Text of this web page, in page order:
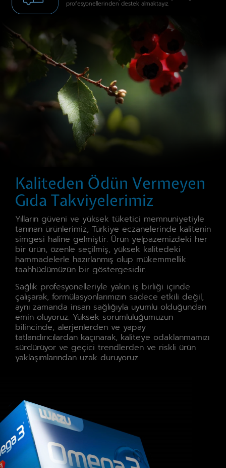
profesyonellerinden destek almaktayız.
Kaliteden Ödün Vermeyen
Gıda Takviyelerimiz
Yılların güveni ve yüksek tüketici memnuniyetiyle
tanınan ürünlerimiz, Türkiye eczanelerinde kalitenin
simgesi haline gelmiştir. Ürün yelpazemizdeki her
bir ürün, özenle seçilmiş, yüksek kalitedeki
hammadelerle hazırlanmış olup mükemmellik
taahhüdümüzün bir göstergesidir.
Sağlık profesyonelleriyle yakın iş birliği içinde
çalışarak, formülasyonlarımızın sadece etkili değil,
aynı zamanda insan sağlığıyla uyumlu olduğundan
emin oluyoruz. Yüksek sorumluluğumuzun
bilincinde, alerjenlerden ve yapay
tatlandırıcılardan kaçınarak, kaliteye odaklanmamızı
sürdürüyor ve geçici trendlerden ve riskli ürün
yaklaşımlarından uzak duruyoruz.